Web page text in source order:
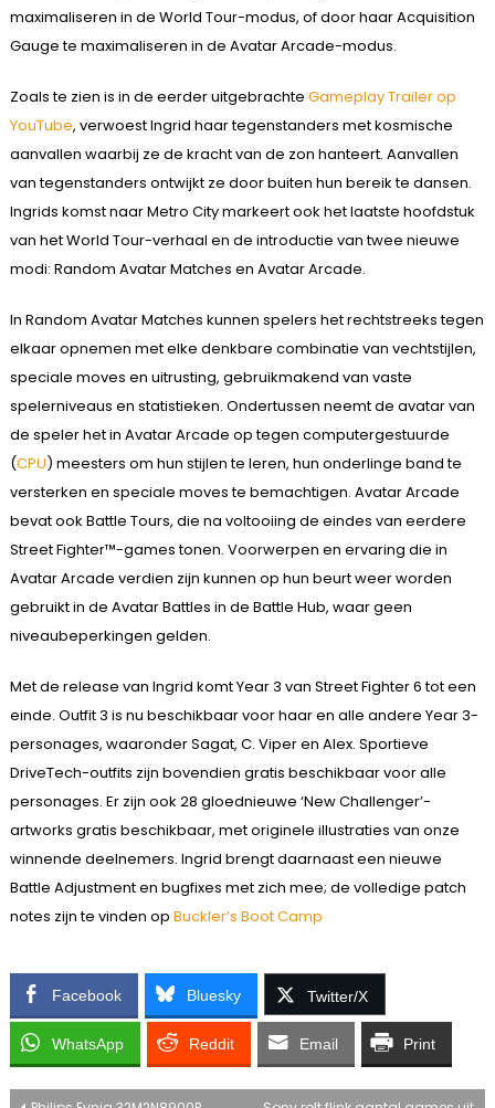
maximaliseren in de World Tour-modus, of door haar Acquisition
Gauge te maximaliseren in de Avatar Arcade-modus.
Zoals te zien is in de eerder uitgebrachte Gameplay Trailer op
YouTube, verwoest Ingrid haar tegenstanders met kosmische
aanvallen waarbij ze de kracht van de zon hanteert. Aanvallen
van tegenstanders ontwijkt ze door buiten hun bereik te dansen.
Ingrids komst naar Metro City markeert ook het laatste hoofdstuk
van het World Tour-verhaal en de introductie van twee nieuwe
modi: Random Avatar Matches en Avatar Arcade.
In Random Avatar Matches kunnen spelers het rechtstreeks tegen
elkaar opnemen met elke denkbare combinatie van vechtstijlen,
speciale moves en uitrusting, gebruikmakend van vaste
spelerniveaus en statistieken. Ondertussen neemt de avatar van
de speler het in Avatar Arcade op tegen computergestuurde
(CPU) meesters om hun stijlen te leren, hun onderlinge band te
versterken en speciale moves te bemachtigen. Avatar Arcade
bevat ook Battle Tours, die na voltooiing de eindes van eerdere
Street Fighter™-games tonen. Voorwerpen en ervaring die in
Avatar Arcade verdien zijn kunnen op hun beurt weer worden
gebruikt in de Avatar Battles in de Battle Hub, waar geen
niveaubeperkingen gelden.
Met de release van Ingrid komt Year 3 van Street Fighter 6 tot een
einde. Outfit 3 is nu beschikbaar voor haar en alle andere Year 3-
personages, waaronder Sagat, C. Viper en Alex. Sportieve
DriveTech-outfits zijn bovendien gratis beschikbaar voor alle
personages. Er zijn ook 28 gloednieuwe ‘New Challenger’-
artworks gratis beschikbaar, met originele illustraties van onze
winnende deelnemers. Ingrid brengt daarnaast een nieuwe
Battle Adjustment en bugfixes met zich mee; de volledige patch
notes zijn te vinden op Buckler’s Boot Camp
Facebook Bluesky Twitter/X
WhatsApp Reddit Email Print